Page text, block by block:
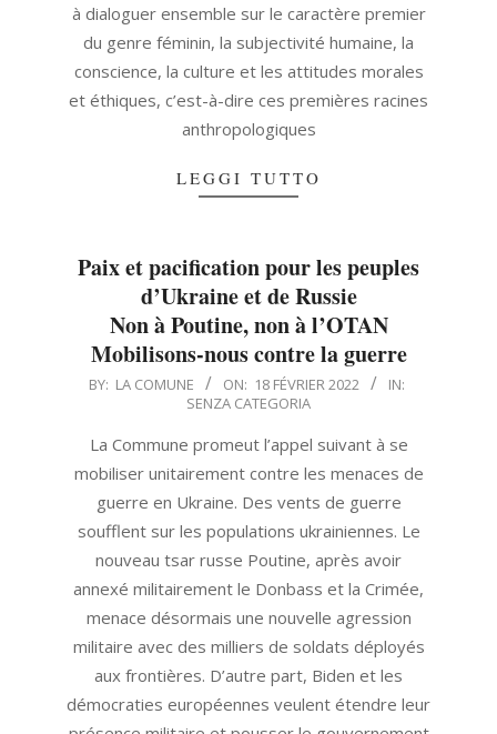
à dialoguer ensemble sur le caractère premier
du genre féminin, la subjectivité humaine, la
conscience, la culture et les attitudes morales
et éthiques, c’est-à-dire ces premières racines
anthropologiques
LEGGI TUTTO
Paix et pacification pour les peuples
d’Ukraine et de Russie
Non à Poutine, non à l’OTAN
Mobilisons-nous contre la guerre
2022-
BY: LA COMUNE ON: 18 FÉVRIER 2022
IN:
SENZA CATEGORIA
La Commune promeut l’appel suivant à se
mobiliser unitairement contre les menaces de
guerre en Ukraine. Des vents de guerre
soufflent sur les populations ukrainiennes. Le
nouveau tsar russe Poutine, après avoir
annexé militairement le Donbass et la Crimée,
menace désormais une nouvelle agression
militaire avec des milliers de soldats déployés
aux frontières. D’autre part, Biden et les
démocraties européennes veulent étendre leur